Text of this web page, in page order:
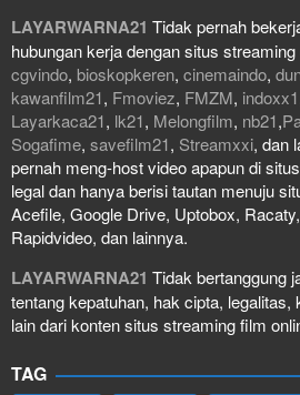
LAYARWARNA21 Tidak pernah
hubungan kerja dengan situs streaming
cgvindo, bioskopkeren, cinemaindo,
kawanfilm21, Fmoviez, FMZM, indoxx1
Layarkaca21, lk21, Melongfilm, nb21,
Sogafime, savefilm21, Streamxxi, dan
pernah meng-host video apapun di situs
legal dan hanya berisi tautan menuju
Acefile, Google Drive, Uptobox,
Rapidvideo, dan lainnya.
LAYARWARNA21 Tidak bertanggung
tentang kepatuhan, hak cipta,
lain dari konten situs streaming film
TAG